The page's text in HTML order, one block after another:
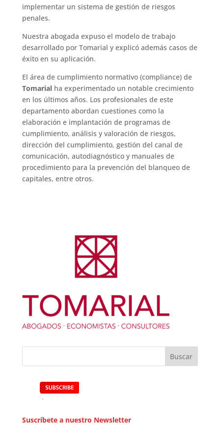
implementar un sistema de gestión de riesgos
penales.
Nuestra abogada expuso el modelo de trabajo
desarrollado por Tomarial y explicó además casos de
éxito en su aplicación.
El área de cumplimiento normativo (compliance) de
Tomarialha experimentado un notable crecimiento
en los últimos años. Los profesionales de este
departamento abordan cuestiones como la
elaboración e implantación de programas de
cumplimiento, análisis y valoración de riesgos,
dirección del cumplimiento, gestión del canal de
comunicación, autodiagnóstico y manuales de
procedimiento para la prevención del blanqueo de
capitales, entre otros.
Suscríbete a nuestro Newsletter